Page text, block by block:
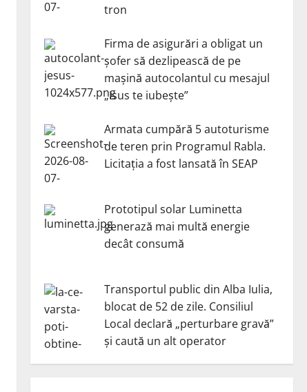
tron
Firma de asigurări a obligat un
șofer să dezlipească de pe
mașină autocolantul cu mesajul
„Isus te iubește”
Armata cumpără 5 autoturisme
de teren prin Programul Rabla.
Licitația a fost lansată în SEAP
Prototipul solar Luminetta
generază mai multă energie
decât consumă
Transportul public din Alba Iulia,
blocat de 52 de zile. Consiliul
Local declară „perturbare gravă”
și caută un alt operator